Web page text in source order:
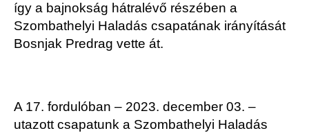
így a bajnokság hátralévő részében a
Szombathelyi Haladás csapatának irányítását
Bosnjak Predrag vette át.
A 17. fordulóban – 2023. december 03. –
utazott csapatunk a Szombathelyi Haladás